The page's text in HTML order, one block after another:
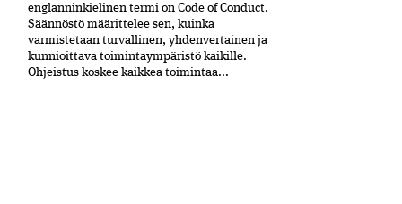
englanninkielinen termi on Code of Conduct.
Säännöstö määrittelee sen, kuinka
varmistetaan turvallinen, yhdenvertainen ja
kun­nioittava toimintaympäristö kaikille.
Ohjeistus koskee kaikkea toimintaa...